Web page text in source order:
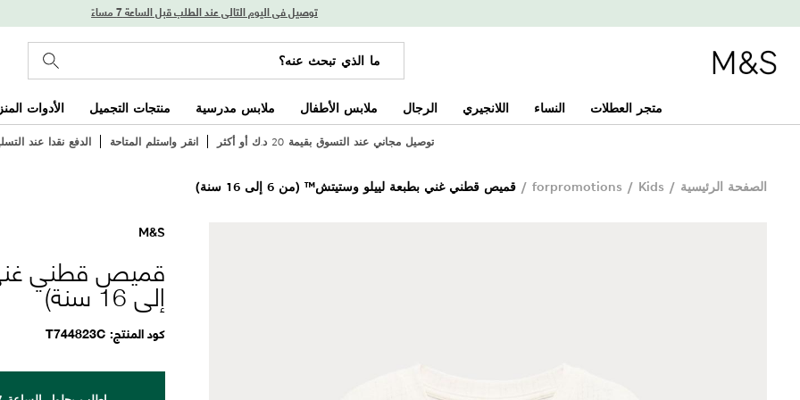
توصيل في اليوم التالي عند الطلب قبل الساعة 7 مساءً
متجر العطلات النساء اللانجيري الرجال ملابس الأطفال ملابس مدرسية منتجات التجميل الأدوات
توصيل مجاني عند التسوق بقيمة 20 د.ك أو أكثر انقر واستلم المتاحة الدفع نقدا عند
الصفحة الرئيسية /
forpromotions / Kids
/ قميص قطني غني بطبعة لييلو وستيتش™ (من 6 إلى 16 سنة)
M&S
إلى 16 سنة)
كود المنتج T744823C